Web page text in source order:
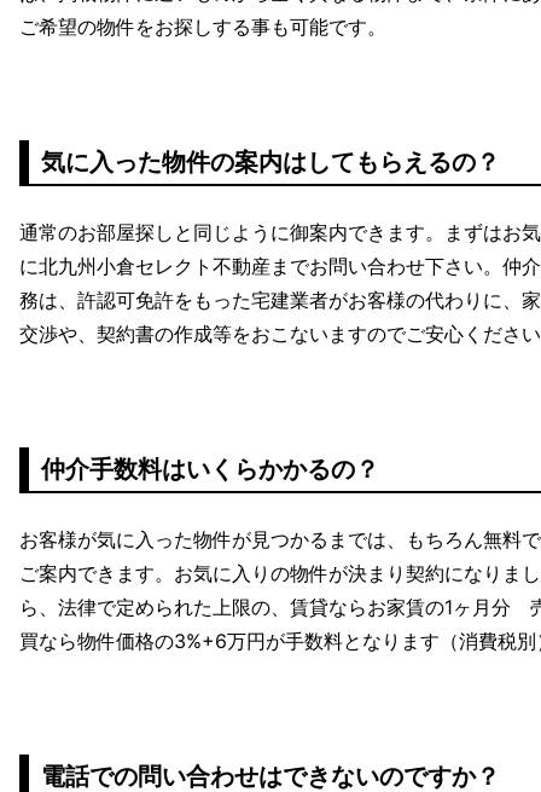
ご希望の物件をお探しする事も可能です。
気に入った物件の案内はしてもらえるの？
通常のお部屋探しと同じように御案内できます。まずはお
に北九州小倉セレクト不動産までお問い合わせ下さい。仲
務は、許認可免許をもった宅建業者がお客様の代わりに、
交渉や、契約書の作成等をおこないますのでご安心くださ
仲介手数料はいくらかかるの？
お客様が気に入った物件が見つかるまでは、もちろん無料
ご案内できます。お気に入りの物件が決まり契約になりま
ら、法律で定められた上限の、賃貸ならお家賃の1ヶ月分
買なら物件価格の3%+6万円が手数料となります（消費税別
電話での問い合わせはできないのですか？